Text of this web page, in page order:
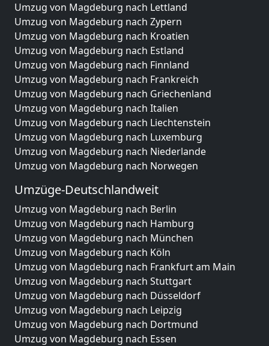
Umzug von Magdeburg nach Lettland
Umzug von Magdeburg nach Zypern
Umzug von Magdeburg nach Kroatien
Umzug von Magdeburg nach Estland
Umzug von Magdeburg nach Finnland
Umzug von Magdeburg nach Frankreich
Umzug von Magdeburg nach Griechenland
Umzug von Magdeburg nach Italien
Umzug von Magdeburg nach Liechtenstein
Umzug von Magdeburg nach Luxemburg
Umzug von Magdeburg nach Niederlande
Umzug von Magdeburg nach Norwegen
Umzüge-Deutschlandweit
Umzug von Magdeburg nach Berlin
Umzug von Magdeburg nach Hamburg
Umzug von Magdeburg nach München
Umzug von Magdeburg nach Köln
Umzug von Magdeburg nach Frankfurt am Main
Umzug von Magdeburg nach Stuttgart
Umzug von Magdeburg nach Düsseldorf
Umzug von Magdeburg nach Leipzig
Umzug von Magdeburg nach Dortmund
Umzug von Magdeburg nach Essen